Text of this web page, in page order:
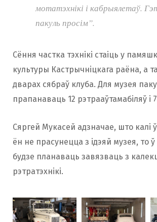
мотатэхнікі і кабрыялетаў.
пакуль просім”.
Сёння частка тэхнікі стаіць у
культуры Кастрычніцкага раёна, а
дварах сябраў клуба. Для музея
прапанаваць 12 рэтрааўтамабіляў і
Сяргей Мукасей адзначае, што калі
ён не прасунецца з ідэяй музея, то
будзе планаваць завязваць з
рэтратэхнікі.